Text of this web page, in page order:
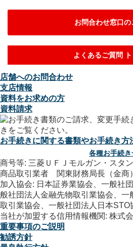
お問合わせ窓口の
よくあるご質問
店舗へのお問合わせ
支店情報
資料をお求めの方
資料請求
お手続きに関する書類やお手続き方
各種お手続き
商号等: 三菱ＵＦＪモルガン・スタ
商品取引業者 関東財務局長（金商
加入協会: 日本証券業協会、一般社
般社団法人金融先物取引業協会、一
取引業協会、一般社団法人日本STO
当社が加盟する信用情報機関: 株式
重要事項のご説明
勧誘方針